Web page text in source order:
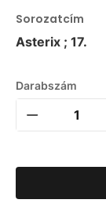
Sorozatcím
Asterix ; 17.
Darabszám